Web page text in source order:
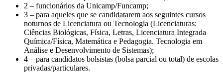
2 – funcionários da Unicamp/Funcamp;
3 – para aqueles que se candidatarem aos seguintes cursos
noturnos de Licenciatura ou Tecnologia (Licenciaturas:
Ciências Biológicas, Física, Letras, Licenciatura Integrada
Química/Física, Matemática e Pedagogia. Tecnologia em
Análise e Desenvolvimento de Sistemas);
4 – para candidatos bolsistas (bolsa parcial ou total) de escolas
privadas/particulares.